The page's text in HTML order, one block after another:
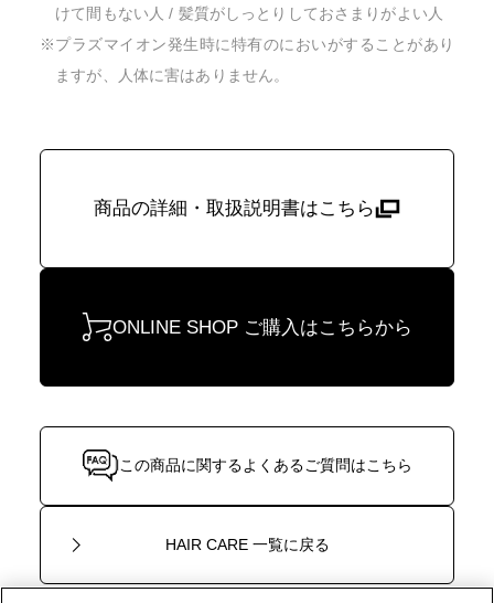
けて間もない人 / 髪質がしっとりしておさまりがよい人
※プラズマイオン発生時に特有のにおいがすることがあり
ますが、人体に害はありません。
商品の詳細・取扱説明書はこちら
ONLINE SHOP ご購入はこちらから
この商品に関するよくあるご質問はこちら
HAIR CARE 一覧に戻る